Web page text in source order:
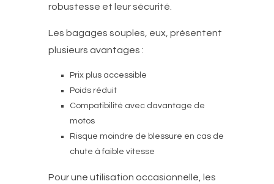
robustesse et leur sécurité.
Les bagages souples, eux, présentent
plusieurs avantages :
Prix plus accessible
Poids réduit
Compatibilité avec davantage de
motos
Risque moindre de blessure en cas de
chute à faible vitesse
Pour une utilisation occasionnelle, les